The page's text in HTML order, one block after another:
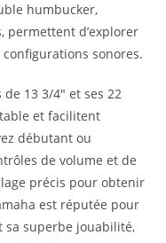
humbucker,
permettent d’explorer
sonores.
13 3/4″ et ses 22
et facilitent
débutant ou
de volume et de
précis pour obtenir
est réputée pour
superbe jouabilité,